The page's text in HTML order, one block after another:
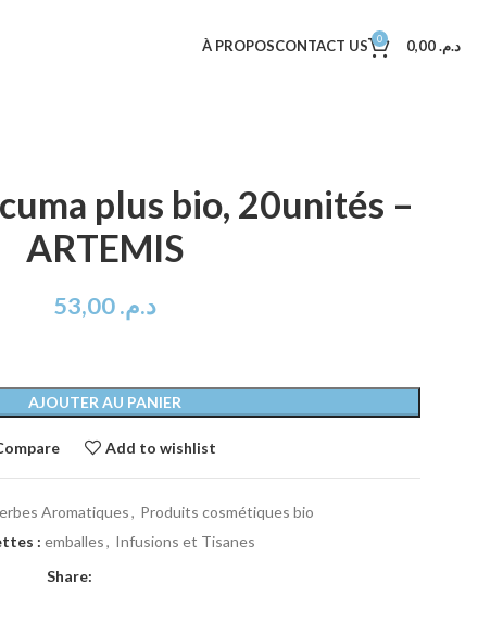
À PROPOSCONTACT US 0 د.م.0,00
plus bio, 20unités –
ARTEMIS
د.م.
AJOUTER AU PANIER
Add to wishlist
Aromatiques, Produits cosmétiques bio
: emballes, Infusions et Tisanes
Share: